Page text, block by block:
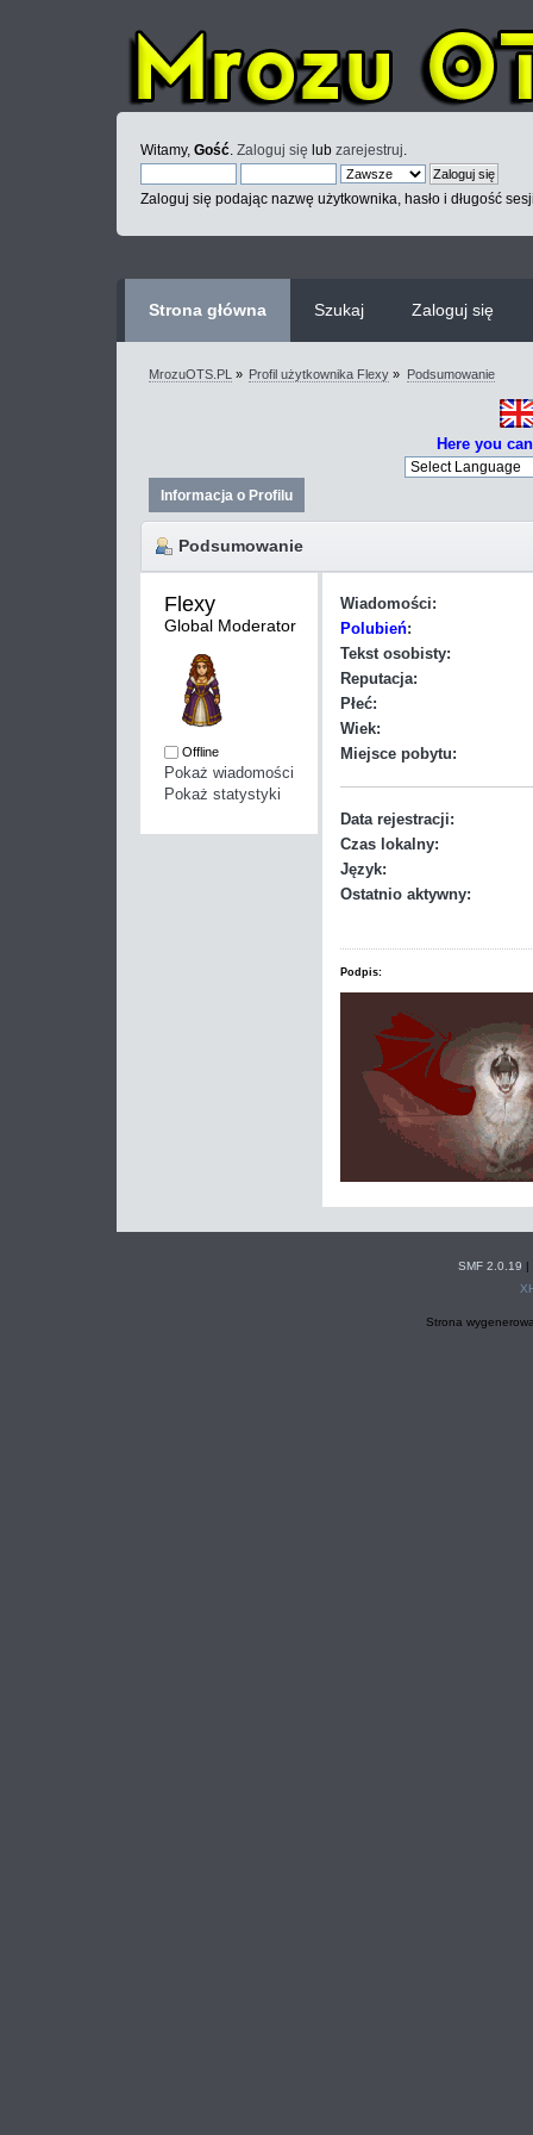
Witamy, Gość Zaloguj się lub zarejestruj
Zaloguj się podając nazwę użytkownika, hasło i długość
Strona główna Szukaj Zaloguj się
MrozuOTS.PL » Profil użytkownika Flexy » Podsumowanie
Here you
Informacja o Profilu
Podsumowanie
Flexy
Global Moderator
Offline
Pokaż wiadomości
Pokaż statystyki
Wiadomości:
Polubień:
Tekst osobisty:
Reputacja:
Płeć:
Wiek:
Miejsce pobytu:
Data rejestracji:
Czas lokalny:
Język:
Ostatnio aktywny:
Podpis:
SMF 2.0.19 |
Strona